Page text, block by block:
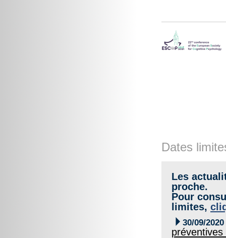
Dates
Les
proche.
Pour
limites,
 30/09/2020